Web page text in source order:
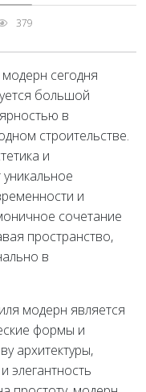
379
сегодня
большой
в
строительстве.
и
и
сочетание
пространство,
в
модерн является
формы и
архитектуры,
элегантность